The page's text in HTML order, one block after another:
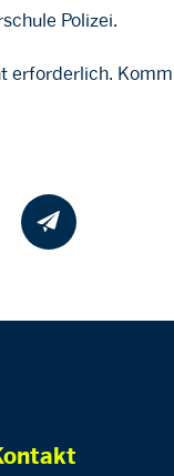
Polizei.
erforderlich.